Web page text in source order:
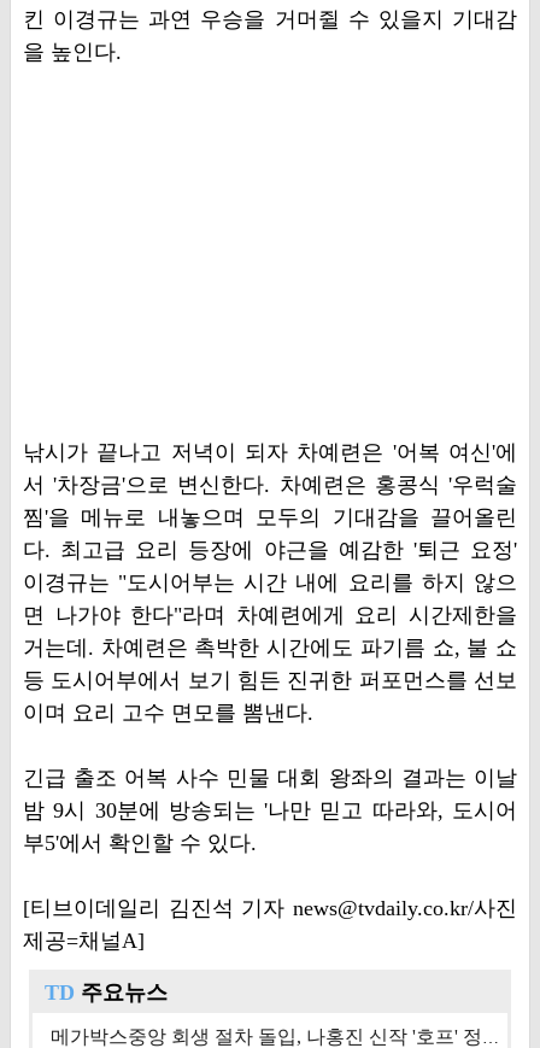
킨 이경규는 과연 우승을 거머쥘 수 있을지 기대감
을 높인다.
낚시가 끝나고 저녁이 되자 차예련은 '어복 여신'에
서 '차장금'으로 변신한다. 차예련은 홍콩식 '우럭술
찜'을 메뉴로 내놓으며 모두의 기대감을 끌어올린
다. 최고급 요리 등장에 야근을 예감한 '퇴근 요정'
이경규는 "도시어부는 시간 내에 요리를 하지 않으
면 나가야 한다"라며 차예련에게 요리 시간제한을
거는데. 차예련은 촉박한 시간에도 파기름 쇼, 불 쇼
등 도시어부에서 보기 힘든 진귀한 퍼포먼스를 선보
이며 요리 고수 면모를 뽐낸다.
긴급 출조 어복 사수 민물 대회 왕좌의 결과는 이날
밤 9시 30분에 방송되는 '나만 믿고 따라와, 도시어
부5'에서 확인할 수 있다.
[티브이데일리 김진석 기자 news@tvdaily.co.kr/사진
제공=채널A]
TD 주요뉴스
메가박스중앙 회생 절차 돌입, 나홍진 신작 '호프' 정상 개봉에 쏠린 시선 [상반기 결산 기획]